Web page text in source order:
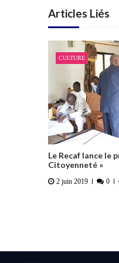
Articles Liés
CULTURE
Le Recaf lance le
Citoyenneté »
2 juin 2019 0